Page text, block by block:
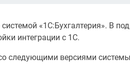
«1С:Бухгалтерия». В
интеграции с 1С.
следующими версиями системы